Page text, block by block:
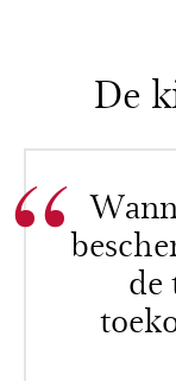
De
de